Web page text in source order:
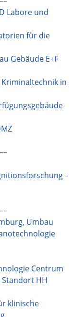
Labore und
für die
Gebäude E+F
in
–
Umbau
Centrum
HH
klinische